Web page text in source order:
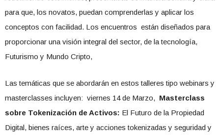
para que, los novatos, puedan comprenderlas y aplicar los
conceptos con facilidad. Los encuentros están diseñados para
proporcionar una visión integral del sector, de la tecnología,
Futurismo y Mundo Cripto,
Las temáticas que se abordarán en estos talleres tipo webinars y
masterclasses incluyen: viernes 14 de Marzo, Masterclass
sobre Tokenización de Activos: El Futuro de la Propiedad
Digital, bienes raíces, arte y acciones tokenizadas y seguridad y